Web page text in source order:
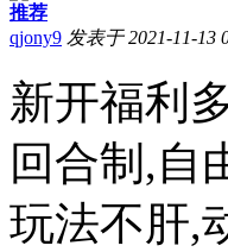
推荐
qjony9 发表于 2021-11-13
新开福利
回合制,自
玩法不肝,